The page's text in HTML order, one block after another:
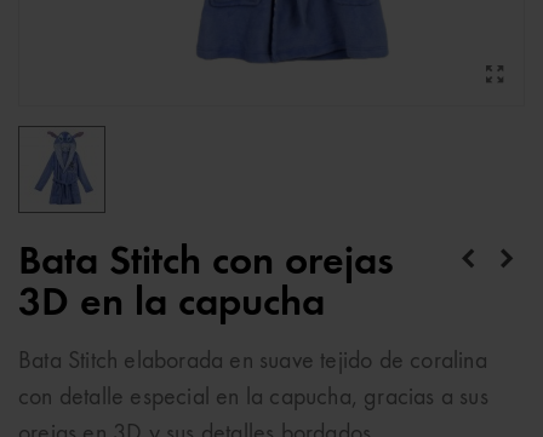
Bata Stitch con orejas
3D en la capucha
Bata Stitch elaborada en suave tejido de coralina
con detalle especial en la capucha, gracias a sus